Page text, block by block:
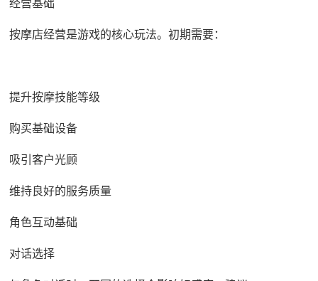
按摩店经营是游戏的核心玩法。初期需要：
提升按摩技能等级
购买基础设备
吸引客户光顾
维持良好的服务质量
角色互动基础
对话选择